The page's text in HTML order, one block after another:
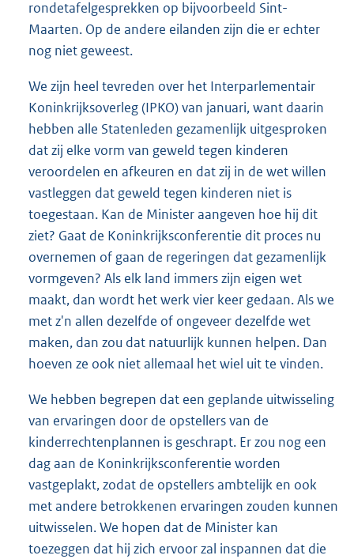
rondetafelgesprekken op bijvoorbeeld Sint-
Maarten. Op de andere eilanden zijn die er echter
nog niet geweest.
We zijn heel tevreden over het Interparlementair
Koninkrijksoverleg (IPKO) van januari, want daarin
hebben alle Statenleden gezamenlijk uitgesproken
dat zij elke vorm van geweld tegen kinderen
veroordelen en afkeuren en dat zij in de wet willen
vastleggen dat geweld tegen kinderen niet is
toegestaan. Kan de Minister aangeven hoe hij dit
ziet? Gaat de Koninkrijksconferentie dit proces nu
overnemen of gaan de regeringen dat gezamenlijk
vormgeven? Als elk land immers zijn eigen wet
maakt, dan wordt het werk vier keer gedaan. Als we
met z'n allen dezelfde of ongeveer dezelfde wet
maken, dan zou dat natuurlijk kunnen helpen. Dan
hoeven ze ook niet allemaal het wiel uit te vinden.
We hebben begrepen dat een geplande uitwisseling
van ervaringen door de opstellers van de
kinderrechtenplannen is geschrapt. Er zou nog een
dag aan de Koninkrijksconferentie worden
vastgeplakt, zodat de opstellers ambtelijk en ook
met andere betrokkenen ervaringen zouden kunnen
uitwisselen. We hopen dat de Minister kan
toezeggen dat hij zich ervoor zal inspannen dat die